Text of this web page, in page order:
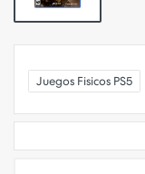
Juegos Fisicos PS5